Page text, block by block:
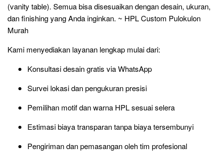
(vanity table). Semua bisa disesuaikan dengan desain, ukuran,
dan finishing yang Anda inginkan. ~ HPL Custom Pulokulon
Murah
Kami menyediakan layanan lengkap mulai dari:
Konsultasi desain gratis via WhatsApp
Survei lokasi dan pengukuran presisi
Pemilihan motif dan warna HPL sesuai selera
Estimasi biaya transparan tanpa biaya tersembunyi
Pengiriman dan pemasangan oleh tim profesional